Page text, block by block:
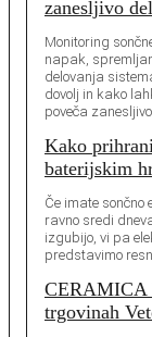
zanesljivo
Monitoring
napak,
delovanja
dovolj in kako
poveča
Kako
baterijskim
Če imate sončno
ravno sredi
izgubijo, vi pa
predstavimo
CERAMICA
trgovinah